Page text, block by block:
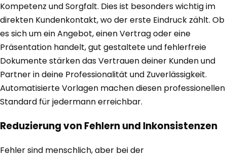
Kompetenz und Sorgfalt. Dies ist besonders wichtig im
direkten Kundenkontakt, wo der erste Eindruck zählt. Ob
es sich um ein Angebot, einen Vertrag oder eine
Präsentation handelt, gut gestaltete und fehlerfreie
Dokumente stärken das Vertrauen deiner Kunden und
Partner in deine Professionalität und Zuverlässigkeit.
Automatisierte Vorlagen machen diesen professionellen
Standard für jedermann erreichbar.
Reduzierung von Fehlern und Inkonsistenzen
Fehler sind menschlich, aber bei der